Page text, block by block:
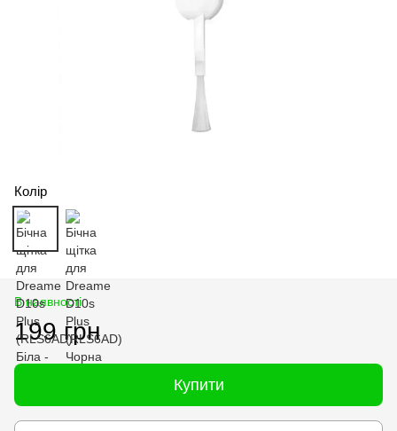
Колір
В наявності
199 грн
Купити